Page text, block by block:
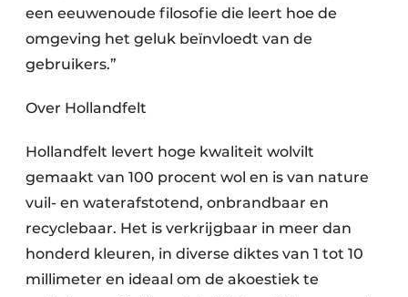
een eeuwenoude filosofie die leert hoe de
omgeving het geluk beïnvloedt van de
gebruikers.”
Over Hollandfelt
Hollandfelt levert hoge kwaliteit wolvilt
gemaakt van 100 procent wol en is van nature
vuil- en waterafstotend, onbrandbaar en
recyclebaar. Het is verkrijgbaar in meer dan
honderd kleuren, in diverse diktes van 1 tot 10
millimeter en ideaal om de akoestiek te